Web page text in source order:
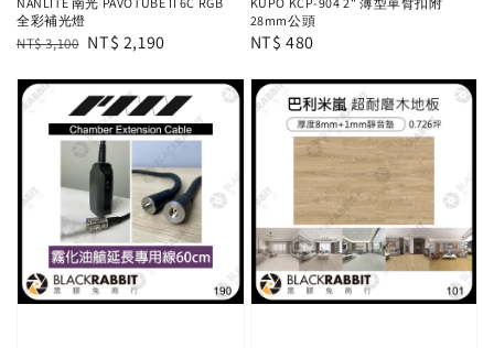
全彩補光燈
Regular
NT$ 3,100 Sale
NT$ 2,190
28mm公頭
Regular
NT$ 480